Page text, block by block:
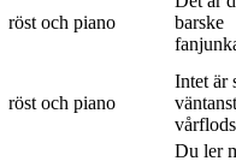
röst och piano
barske
röst och piano
Intet är
Du ler